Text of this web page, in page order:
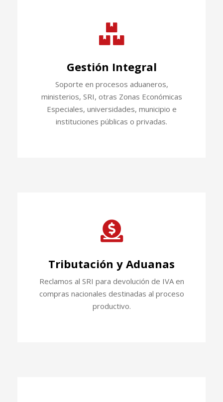
Gestión Integral
Soporte en procesos aduaneros,
ministerios, SRI, otras Zonas Económicas
Especiales, universidades, municipio e
instituciones públicas o privadas.
Tributación y Aduanas
Reclamos al SRI para devolución de IVA en
compras nacionales destinadas al proceso
productivo.